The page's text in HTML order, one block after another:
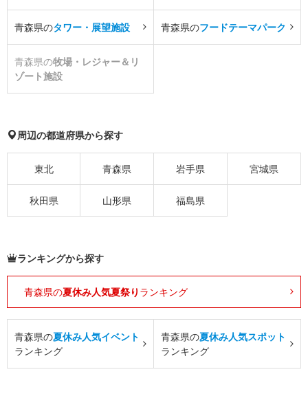
青森県のタワー・展望施設 青森県のフードテーマパーク
青森県の牧場・レジャー＆リ
ゾート施設
周辺の都道府県から探す
東北 青森県 岩手県 宮城県
秋田県 山形県 福島県
ランキングから探す
青森県の夏休み人気夏祭り ランキング
青森県の夏休み人気イベント
ランキング
青森県の夏休み人気スポット
ランキング